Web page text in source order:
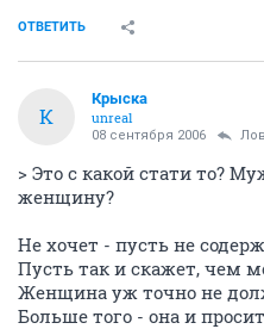
ОТВЕТИТЬ
К
Крыска
unreal
08 сентября 2006
> Это с какой стати то?
женщину?
Не хочет - пусть не
Пусть так и скажет, чем
Женщина уж точно не
Больше того - она и